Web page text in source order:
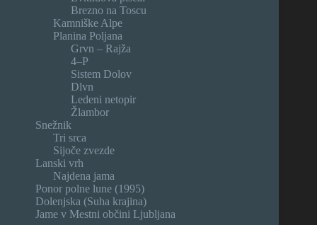
Brezno na Toscu
Kamniške Alpe
Planina Poljana
Grvn – Rajža
4–P
Sistem Dolov
Dlvn
Ledeni netopir
Žlambor
Snežnik
Tri srca
Sijoče zvezde
Lanski vrh
Najdena jama
Ponor polne lune (1995)
Dolenjska (Suha krajina)
Jame v Mestni občini Ljubljana